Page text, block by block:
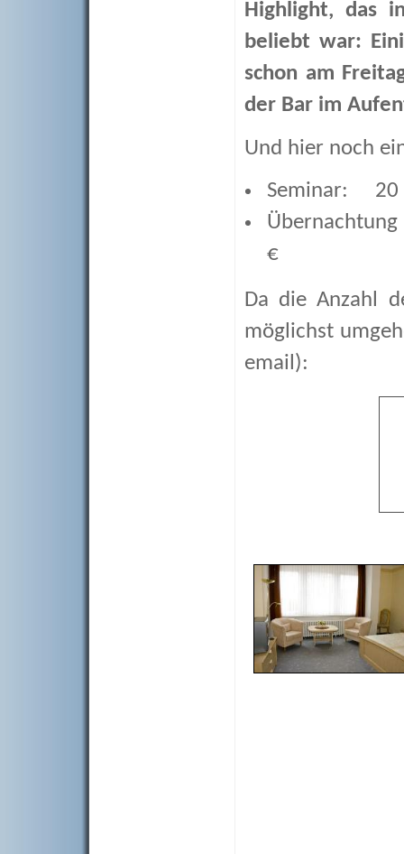
Highlight, das
beliebt war:
schon am
der Bar im
Und hier noch
Seminar: 20
€
Da die Anzahl
möglichst
email):